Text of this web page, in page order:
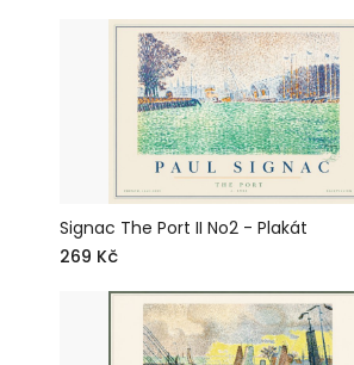
Signac The Port II No2 - Plakát
269 Kč